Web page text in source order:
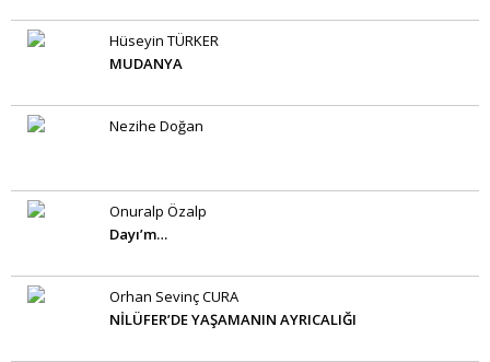
Hüseyin TÜRKER
MUDANYA
Nezihe Doğan
Onuralp Özalp
Dayı’m…
Orhan Sevinç CURA
NİLÜFER’DE YAŞAMANIN AYRICALIĞI